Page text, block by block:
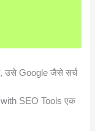
उसे Google जैसे सर्च
with SEO Tools एक